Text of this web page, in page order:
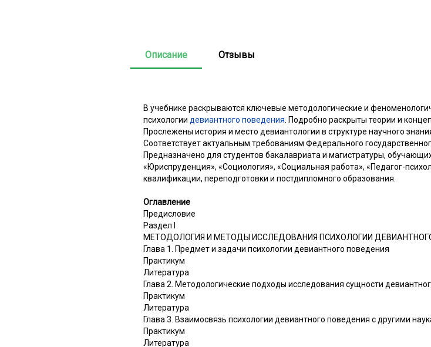
Описание Отзывы
В учебнике раскрываются ключевые методологические и
психологии девиантного поведения . Подробно раскрыты теории и
Прослежены история и место девиантологии в структуре научного
Соответствует актуальным требованиям Федерального
Предназначено для студентов бакалавриата и магистратуры,
«Юриспруденция», «Социология», «Социальная работа», «Педагог-
квалификации, переподготовки и постдипломного образования.
Оглавление
Предисловие
Раздел I
МЕТОДОЛОГИЯ И МЕТОДЫ ИССЛЕДОВАНИЯ ПСИХОЛОГИИ
Глава 1. Предмет и задачи психологии девиантного поведения
Практикум
Литература
Глава 2. Методологические подходы исследования сущности
Практикум
Литература
Глава 3. Взаимосвязь психологии девиантного поведения с другими
Практикум
Литература